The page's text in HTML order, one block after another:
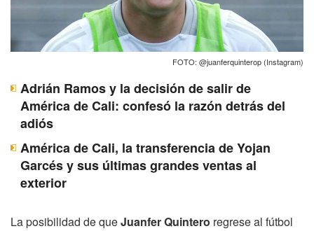
FOTO: @juanferquinterop (Instagram)
Adrián Ramos y la decisión de salir de
América de Cali: confesó la razón detrás del
adiós
América de Cali, la transferencia de Yojan
Garcés y sus últimas grandes ventas al
exterior
La posibilidad de queJuanfer Quintero regrese al fútbol